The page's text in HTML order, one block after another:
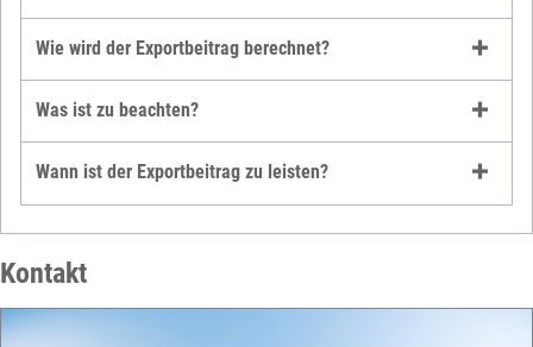
Wie wird der Exportbeitrag berechnet?
Was ist zu beachten?
Wann ist der Exportbeitrag zu leisten?
Kontakt